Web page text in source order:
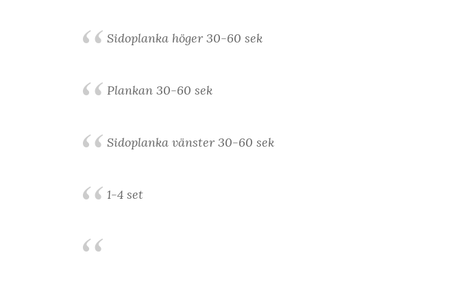
Sidoplanka höger 30-60 sek
Plankan 30-60 sek
Sidoplanka vänster 30-60 sek
1-4 set